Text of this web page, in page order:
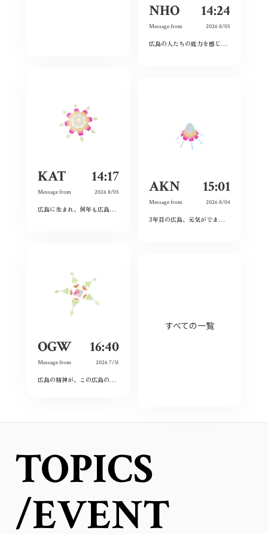
NHO 14:24
Message from 2026 8/05
広島の人たちの底力を感じた。今私たちはそれを受け継ぐことができているのだろうか。平和とは何か、問い続けたい。
KAT 14:17
Message from 2026 8/05
広島に生まれ、何年も広島を離れて過ごしたけれど、なぜか、常に広島に対する想いは持ち続けていた。
AKN 15:01
Message from 2026 8/04
3年目の広島、元気がでます！
OGW 16:40
Message from 2026 7/31
広島の精神が、この広島の活気の源何だと感じました。
すべての一覧
TOPICS
/EVENT